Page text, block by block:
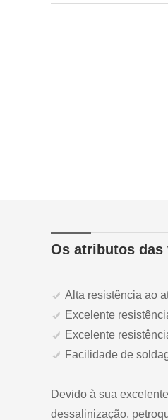
Os atributos das
Alta resistência ao
Excelente
Excelente
Facilidade de
Devido à sua
dessalinização,